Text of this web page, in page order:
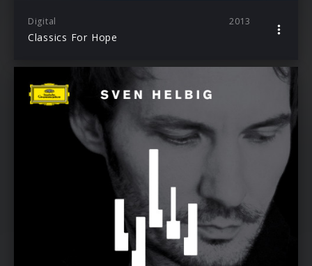
Digital 2013
Classics For Hope